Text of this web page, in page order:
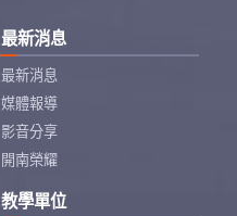
最新消息
最新消息
媒體報導
影音分享
開南榮耀
教學單位